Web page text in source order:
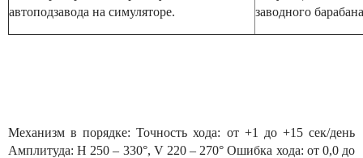
автоподзавода на симуляторе.
заводного
Механизм в порядке: Точность хода: от +1 до +15 сек/день
Амплитуда: H 250 – 330°, V 220 – 270° Ошибка хода: от 0,0 до